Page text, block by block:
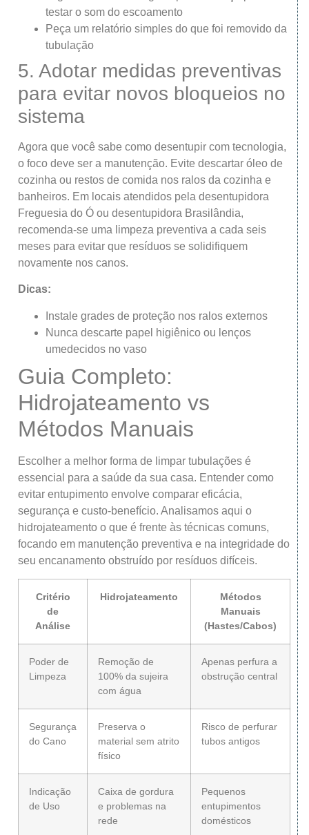
testar o som do escoamento
Peça um relatório simples do que foi removido da
tubulação
5. Adotar medidas preventivas
para evitar novos bloqueios no
sistema
Agora que você sabe como desentupir com tecnologia,
o foco deve ser a manutenção. Evite descartar óleo de
cozinha ou restos de comida nos ralos da cozinha e
banheiros. Em locais atendidos pela desentupidora
Freguesia do Ó ou desentupidora Brasilândia,
recomenda-se uma limpeza preventiva a cada seis
meses para evitar que resíduos se solidifiquem
novamente nos canos.
Dicas:
Instale grades de proteção nos ralos externos
Nunca descarte papel higiênico ou lenços
umedecidos no vaso
Guia Completo:
Hidrojateamento vs
Métodos Manuais
Escolher a melhor forma de limpar tubulações é
essencial para a saúde da sua casa. Entender como
evitar entupimento envolve comparar eficácia,
segurança e custo-benefício. Analisamos aqui o
hidrojateamento o que é frente às técnicas comuns,
focando em manutenção preventiva e na integridade do
seu encanamento obstruído por resíduos difíceis.
Critério
de
Análise
Hidrojateamento
Métodos
Manuais
(Hastes/Cabos)
Poder de
Limpeza
Remoção de
100% da sujeira
com água
Apenas perfura a
obstrução central
Segurança
do Cano
Preserva o
material sem atrito
físico
Risco de perfurar
tubos antigos
Indicação
de Uso
Caixa de gordura
e problemas na
rede
Pequenos
entupimentos
domésticos